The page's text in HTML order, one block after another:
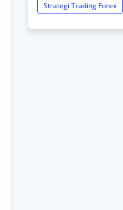
Strategi Trading Forex